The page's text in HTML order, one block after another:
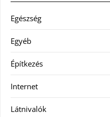
Egészség
Egyéb
Építkezés
Internet
Látnivalók